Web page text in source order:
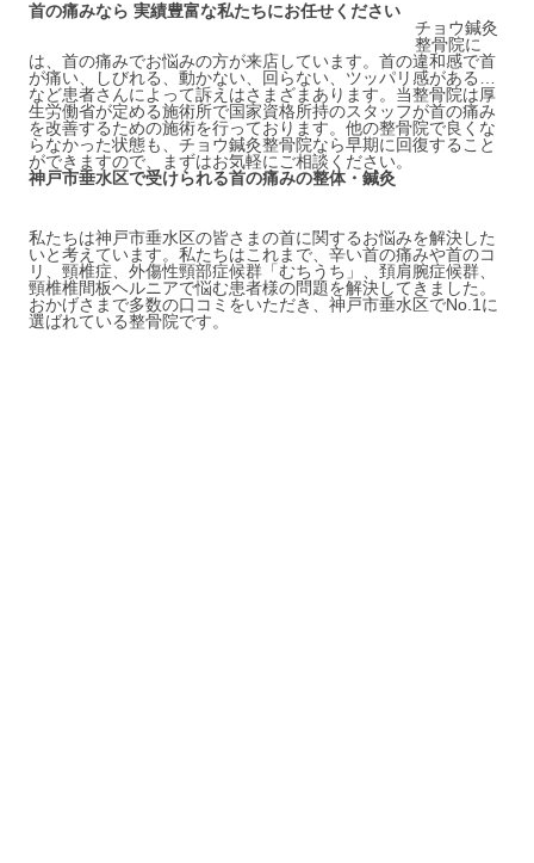
首の痛みなら 実績豊富な私たちにお任せください
チョウ鍼灸
整骨院に
は、首の痛みでお悩みの方が来店しています。首の違和感で首
が痛い、しびれる、動かない、回らない、ツッパリ感がある…
など患者さんによって訴えはさまざまあります。当整骨院は厚
生労働省が定める施術所で国家資格所持のスタッフが首の痛み
を改善するための施術を行っております。他の整骨院で良くな
らなかった状態も、チョウ鍼灸整骨院なら早期に回復すること
ができますので、まずはお気軽にご相談ください。
神戸市垂水区で受けられる首の痛みの整体・鍼灸
私たちは神戸市垂水区の皆さまの首に関するお悩みを解決した
いと考えています。私たちはこれまで、辛い首の痛みや首のコ
リ、頸椎症、外傷性頸部症候群「むちうち」、頚肩腕症候群、
頸椎椎間板ヘルニアで悩む患者様の問題を解決してきました。
おかげさまで多数の口コミをいただき、神戸市垂水区でNo.1に
選ばれている整骨院です。